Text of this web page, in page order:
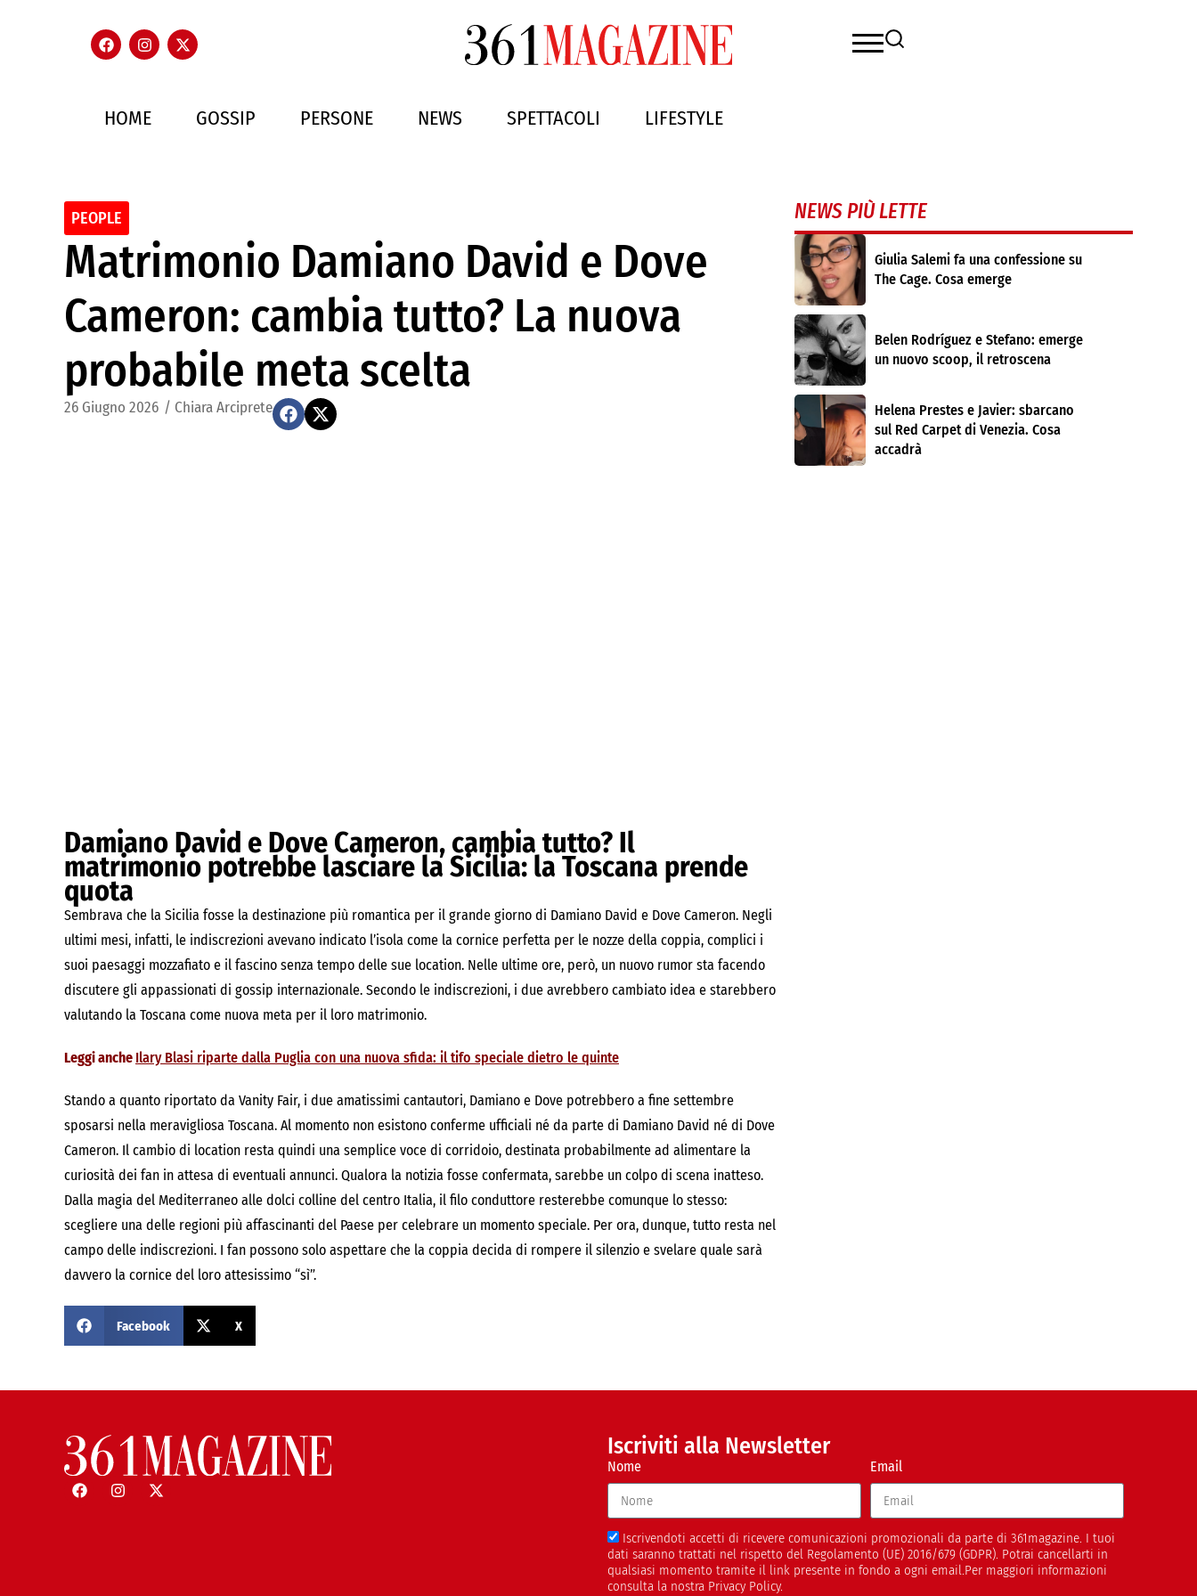
HOME GOSSIP PERSONE NEWS SPETTACOLI LIFESTYLE
PEOPLE
Matrimonio Damiano David e Dove
Cameron: cambia tutto? La nuova
probabile meta scelta
26 Giugno 2026 / Chiara Arciprete
Damiano David e Dove Cameron, cambia tutto? Il
matrimonio potrebbe lasciare la Sicilia: la Toscana prende
quota
Sembrava che la Sicilia fosse la destinazione più romantica per il grande giorno di Damiano David e Dove Cameron. Negli
ultimi mesi, infatti, le indiscrezioni avevano indicato l’isola come la cornice perfetta per le nozze della coppia, complici i
suoi paesaggi mozzafiato e il fascino senza tempo delle sue location. Nelle ultime ore, però, un nuovo rumor sta facendo
discutere gli appassionati di gossip internazionale. Secondo le indiscrezioni, i due avrebbero cambiato idea e starebbero
valutando la Toscana come nuova meta per il loro matrimonio.
Leggi anche Ilary Blasi riparte dalla Puglia con una nuova sfida: il tifo speciale dietro le quinte
Stando a quanto riportato da Vanity Fair, i due amatissimi cantautori, Damiano e Dove potrebbero a fine settembre
sposarsi nella meravigliosa Toscana. Al momento non esistono conferme ufficiali né da parte di Damiano David né di Dove
Cameron. Il cambio di location resta quindi una semplice voce di corridoio, destinata probabilmente ad alimentare la
curiosità dei fan in attesa di eventuali annunci. Qualora la notizia fosse confermata, sarebbe un colpo di scena inatteso.
Dalla magia del Mediterraneo alle dolci colline del centro Italia, il filo conduttore resterebbe comunque lo stesso:
scegliere una delle regioni più affascinanti del Paese per celebrare un momento speciale. Per ora, dunque, tutto resta nel
campo delle indiscrezioni. I fan possono solo aspettare che la coppia decida di rompere il silenzio e svelare quale sarà
davvero la cornice del loro attesissimo “sì”.
Facebook X
NEWS PIÙ LETTE
Giulia Salemi fa una confessione su
The Cage. Cosa emerge
Belen Rodríguez e Stefano: emerge
un nuovo scoop, il retroscena
Helena Prestes e Javier: sbarcano
sul Red Carpet di Venezia. Cosa
accadrà
Iscriviti alla Newsletter
Nome Email
Iscrivendoti accetti di ricevere comunicazioni promozionali da parte di 361magazine. I tuoi
dati saranno trattati nel rispetto del Regolamento (UE) 2016/679 (GDPR). Potrai cancellarti in
qualsiasi momento tramite il link presente in fondo a ogni email.Per maggiori informazioni
consulta la nostra Privacy Policy.